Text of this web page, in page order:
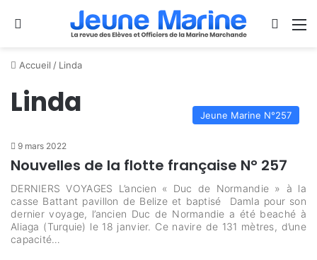
Se connecter
Accueil / Linda
Linda Jeune Marine N°257
9 mars 2022
Nouvelles de la flotte française N° 257
DERNIERS VOYAGES L’ancien « Duc de Normandie » à la
casse Battant pavillon de Belize et baptisé Damla pour son
dernier voyage, l’ancien Duc de Normandie a été beaché à
Aliaga (Turquie) le 18 janvier. Ce navire de 131 mètres, d’une
capacité…